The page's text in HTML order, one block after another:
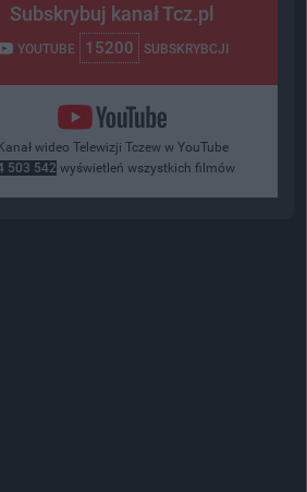
Subskrybuj kanał Tcz.pl
YOUTUBE 15200 SUBSKRYBCJI
wideo Telewizji Tczew w YouTube
503 542 wyświetleń wszystkich filmów